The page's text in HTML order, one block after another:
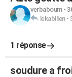
verbaboum-
lekabilien-
1 réponse
soudure a